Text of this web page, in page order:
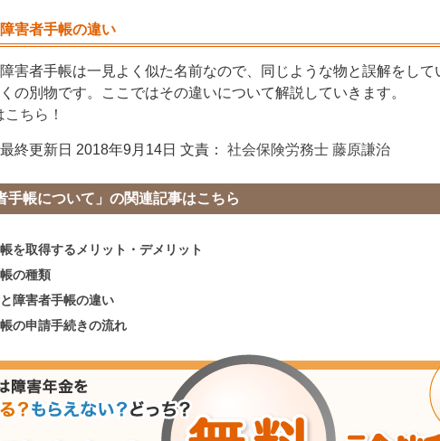
害者手帳の違い
害者手帳は一見よく似た名前なので、同じような物と誤解をし
の別物です。ここではその違いについて解説していきます。
ちら！
終更新日 2018年9月14日 文責： 社会保険労務士 藤原謙治
手帳について」の関連記事はこちら
を取得するメリット・デメリット
の種類
障害者手帳の違い
の申請手続きの流れ